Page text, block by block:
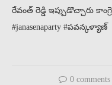
రేవంత్ రెడ్డి ఇప్పుడొచ్చారు
#janasenaparty #పవన్కళ్యాణ్
0 comments